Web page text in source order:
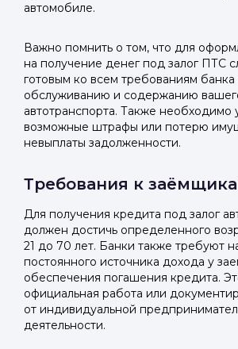
автомобиле.
Важно помнить о том, что для
на получение денег под залог ПТС
готовым ко всем требованиям банка
обслуживанию и содержанию
автотранспорта. Также необходимо
возможные штрафы или потерю
невыплаты задолженности.
Требования к
Для получения кредита под залог
должен достичь определенного
21 до 70 лет. Банки также требуют
постоянного источника дохода у
обеспечения погашения кредита.
официальная работа или
от индивидуальной
деятельности.